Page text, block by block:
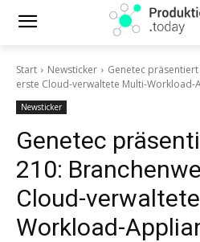
Start Newsticker
Genetec
erste Cloud-verwaltete Multi-Workload-
Newsticker
Genetec
210:
Cloud-
Workload-